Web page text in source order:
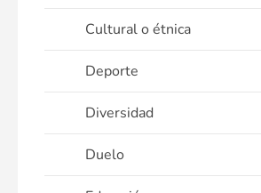
Cultural o étnica
Deporte
Diversidad
Duelo